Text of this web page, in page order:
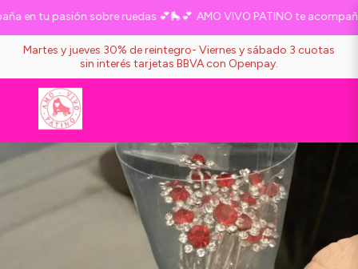
en tu pasión sobre ruedas 💕🛼💕 AMO VIVO PATINO te
Martes y jueves 30% de reintegro- Viernes y sábado 3 cuotas
sin interés tarjetas BBVA con Openpay.